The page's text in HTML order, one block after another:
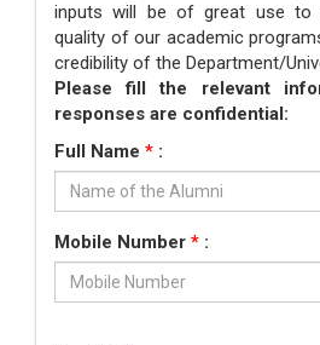
inputs will be of great use to
quality of our academic
credibility of the Department/
Please fill the relevant
responses are confidential:
Full Name * :
Mobile Number * :